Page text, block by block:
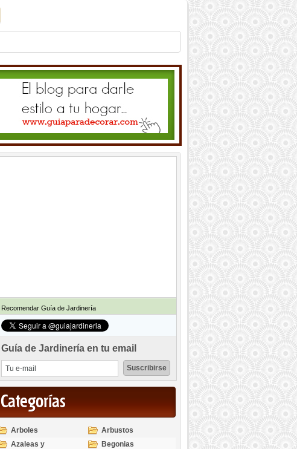
Recomendar Guía de Jardinería
Guía de Jardinería en tu email
Categorías
Arboles
Arbustos
Azaleas y
Begonias